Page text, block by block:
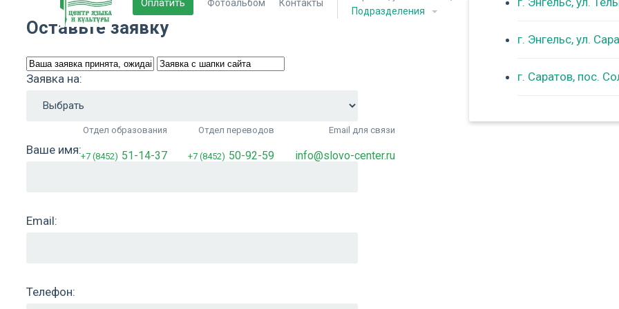
Оплатить Фотоальбом Контакты
Подразделения
г. Энгельс, ул.
г. Саратов, пос.
Отдел образования
+7 (8452) 51-14-37
Отдел переводов
+7 (8452) 50-92-59
Email для связи
info@slovo-center.ru
Оставьте заявку
Заявка на:
Ваше имя:
Email:
Телефон: